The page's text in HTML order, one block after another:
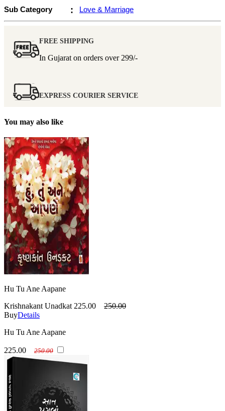
Sub Category
: Love & Marriage
FREE SHIPPING
In Gujarat on orders over 299/-
EXPRESS COURIER SERVICE
You may also like
Hu Tu Ane Aapane
Krishnakant Unadkat 225.00
250.00
BuyDetails
Hu Tu Ane Aapane
225.00 250.00